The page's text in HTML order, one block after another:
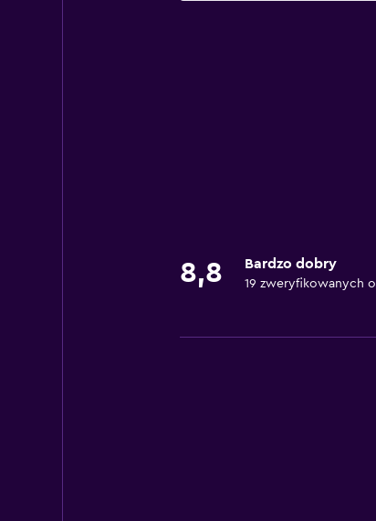
8,8 Bardzo dobry
19 zweryfikowanych